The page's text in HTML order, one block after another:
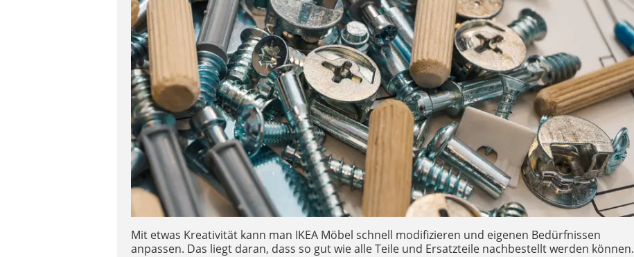
Mit etwas Kreativität kann man IKEA Möbel schnell modifizieren und eigenen Bedürfnissen
anpassen. Das liegt daran, dass so gut wie alle Teile und Ersatzteile nachbestellt werden können.